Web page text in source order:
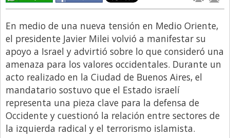
Entrevista
Entrevista Exclusiva
Finanzas
Gastronomia
Internacionales
La Opinión del Director
Legales
Libro de Quejas
En medio de una nueva tensión en Medio Oriente,
el presidente Javier Milei volvió a manifestar su
apoyo a Israel y advirtió sobre lo que consideró una
amenaza para los valores occidentales. Durante un
acto realizado en la Ciudad de Buenos Aires, el
mandatario sostuvo que el Estado israelí
representa una pieza clave para la defensa de
Occidente y cuestionó la relación entre sectores de
la izquierda radical y el terrorismo islamista.